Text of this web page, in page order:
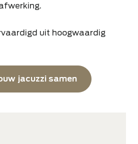
uit hoogwaardig
jacuzzi samen